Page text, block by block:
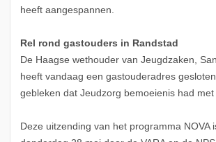
heeft aangespannen.
Rel rond gastouders in Randstad
De Haagse wethouder van Jeugdzaken,
heeft vandaag een gastouderadres
gebleken dat Jeudzorg bemoeienis had met
Deze uitzending van het programma NOVA